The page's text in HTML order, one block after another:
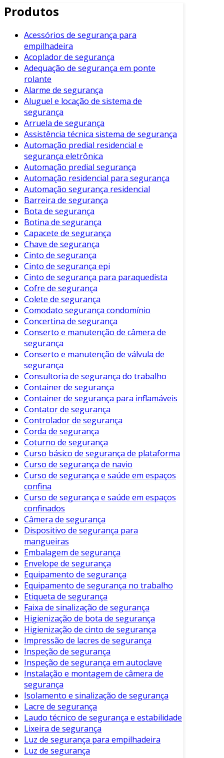
Existem diferentes tipos, cada um adequado a
comuns, destacam-se:
Sensores de movimento:
movimento dentro de uma área específica.
Sensores de vidro quebrado:
som ou vibração de vidros se quebrando.
Sensores de abertura de portas e
janelas:Alertam quando portas ou
janelas são abertas sem autorização.
Sensores de fumaça e gás:Detectam
fumaça ou gases tóxicos, alertando sobre
possíveis incêndios ou vazamentos.
Benefícios dos Sensores de
Segurança
Os sensores de segurança oferecem uma gama
de vantagens que vão além da simples
proteção. Entre os principais benefícios,
destacam-se:
Prevenção de Crimes:A presença de
sensores pode inibir comportamentos
criminosos, já que os potenciais infratores
são mais propensos a evitar propriedades
monitoradas.
Monitoramento Remoto:
sensores conectam-se a sistemas de
segurança inteligentes, permitindo que os
proprietários monitorem sua propriedade
em tempo real, através de dispositivos
móveis.
Alertas Imediatos:Em caso de detecção
de movimento ou abertura indevida, os
sensores emitem alertas instantâneos,
permitindo uma resposta rápida.
Integração com Outros Sistemas:
Sensores de segurança podem ser
integrados a câmeras de vigilância,
alarmes sonoros e outros dispositivos,
formando um sistema de segurança
robusto.
Como Funcionam os Sensores de
Segurança?
Os sensores de segurança operam com base
em tecnologias específicas. Por exemplo, os
sensores de movimentomuitas vezes utilizam
tecnologia infravermelha passiva (PIR) para
detectar a presença de calor, enquanto os
sensores de vidro quebradoanalisam
frequências sonoras. Essa diversidade de
funcionamento permite que os sistemas sejam
adaptáveis a diferentes situações.
Escolhendo o Sensor de Segurança
Ideal
Para escolher o sensor de segurança mais
adequado, é importante considerar alguns
Produtos
Acessórios de segurança para
empilhadeira
Acoplador de segurança
Adequação de segurança em ponte
rolante
Alarme de segurança
Aluguel e locação de sistema de
segurança
Arruela de segurança
Assistência técnica sistema de segurança
Automação predial residencial e
segurança eletrônica
Automação predial segurança
Automação residencial para segurança
Automação segurança residencial
Barreira de segurança
Bota de segurança
Botina de segurança
Capacete de segurança
Chave de segurança
Cinto de segurança
Cinto de segurança epi
Cinto de segurança para paraquedista
Cofre de segurança
Colete de segurança
Comodato segurança condomínio
Concertina de segurança
Conserto e manutenção de câmera de
segurança
Conserto e manutenção de válvula de
segurança
Consultoria de segurança do trabalho
Container de segurança
Container de segurança para inflamáveis
Contator de segurança
Controlador de segurança
Corda de segurança
Coturno de segurança
Curso básico de segurança de plataforma
Curso de segurança de navio
Curso de segurança e saúde em espaços
confina
Curso de segurança e saúde em espaços
confinados
Câmera de segurança
Dispositivo de segurança para
mangueiras
Embalagem de segurança
Envelope de segurança
Equipamento de segurança
Equipamento de segurança no trabalho
Etiqueta de segurança
Faixa de sinalização de segurança
Higienização de bota de segurança
Higienização de cinto de segurança
Impressão de lacres de segurança
Inspeção de segurança
Inspeção de segurança em autoclave
Instalação e montagem de câmera de
segurança
Isolamento e sinalização de segurança
Lacre de segurança
Laudo técnico de segurança e estabilidade
Lixeira de segurança
Luz de segurança para empilhadeira
Luz de segurança